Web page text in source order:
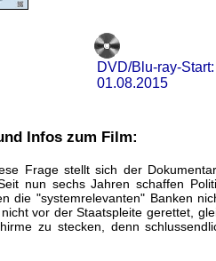
DVD/Blu-ray-Start:
01.08.2015
Infos zum Film:
Frage stellt sich der
nun sechs Jahren schaffen
die "systemrelevanten" Banken
vor der Staatspleite gerettet,
zu stecken, denn